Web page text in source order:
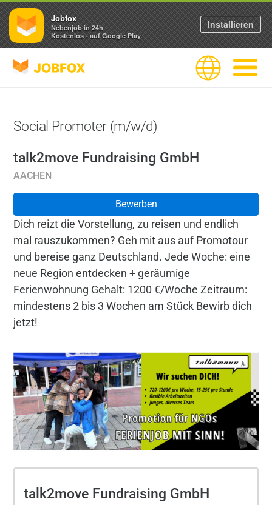
JOBFOX Sprache
Social Promoter (m/w/d)
talk2move Fundraising GmbH
AACHEN
Bewerben
Dich reizt die Vorstellung, zu reisen und endlich
mal rauszukommen? Geh mit aus auf Promotour
und bereise ganz Deutschland. Jede Woche: eine
neue Region entdecken + geräumige
Ferienwohnung Gehalt: 1200 €/Woche Zeitraum:
mindestens 2 bis 3 Wochen am Stück Bewirb dich
jetzt!
talk2move Fundraising GmbH
Jobfox
Nebenjob in 24h
Kostenlos - auf Google Play
Installieren